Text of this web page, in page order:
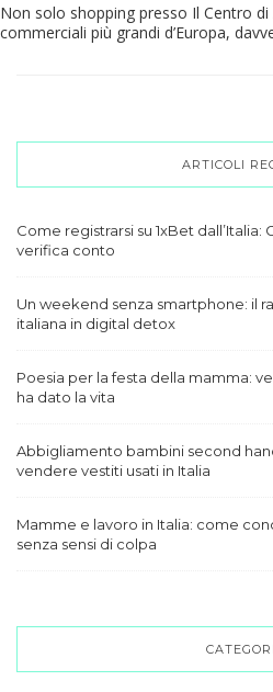
Non solo shopping presso Il Centro
commerciali più grandi d’Europa,
ARTICOLI
Come registrarsi su 1xBet
verifica conto
Un weekend senza smartphone: il
italiana in digital detox
Poesia per la festa della mamma:
ha dato la vita
Abbigliamento bambini second
vendere vestiti usati in Italia
Mamme e lavoro in Italia: come
senza sensi di colpa